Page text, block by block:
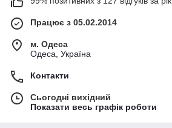
Працює з 05.02.2014
м. Одеса
Одеса, Україна
Контакти
Сьогодні вихідний
Показати весь графік роботи